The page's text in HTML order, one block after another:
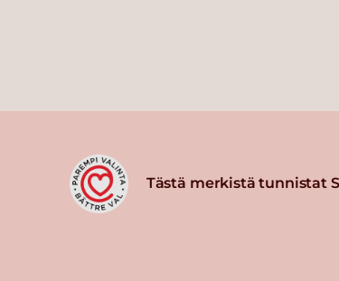
Tästä merkistä tunnistat